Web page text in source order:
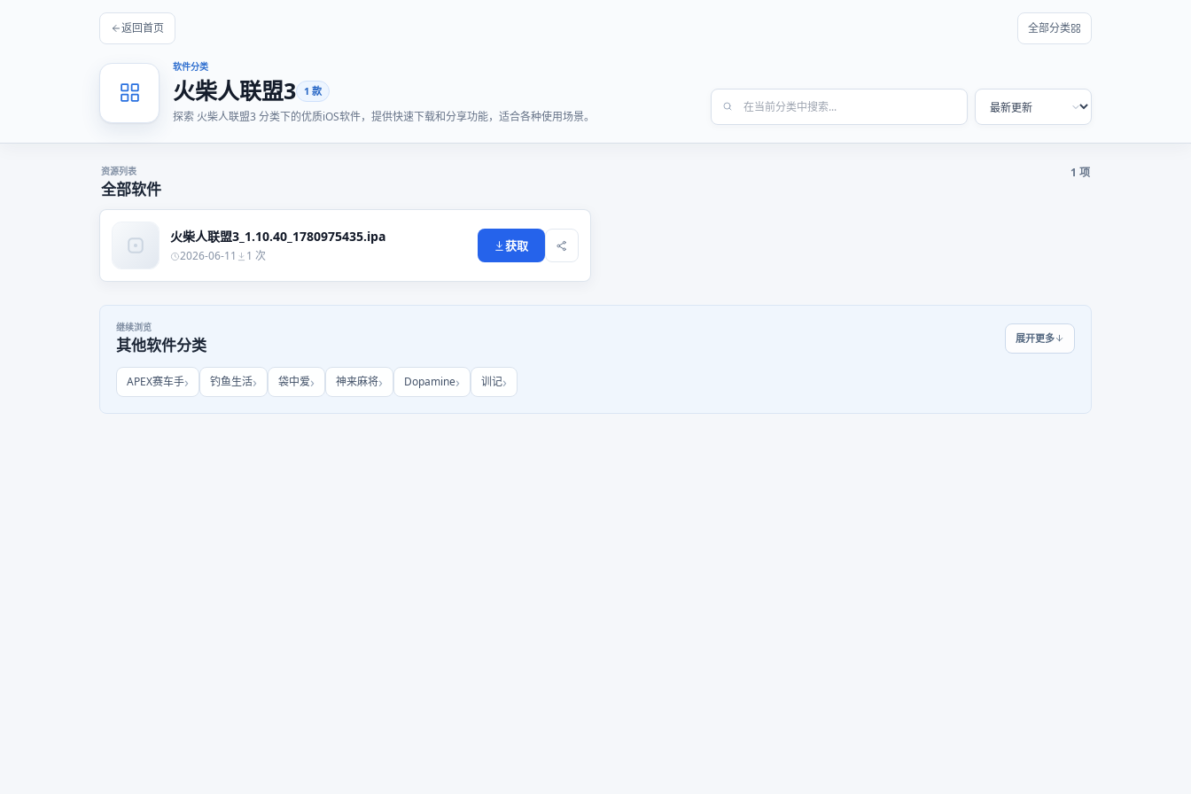
返回首页 全部分类
软件分类
火柴人联盟3 1 款
探索 火柴人联盟3 分类下的优质iOS软件，提供快速下载和分享功能，适合各种使用场景。
资源列表
全部软件
1 项
火柴人联盟3_1.10.40_1780975435.ipa
2026-06-11 1 次
获取
继续浏览
其他软件分类 展开更多
APEX赛车手 钓鱼生活 袋中爱 神来麻将 Dopamine 训记